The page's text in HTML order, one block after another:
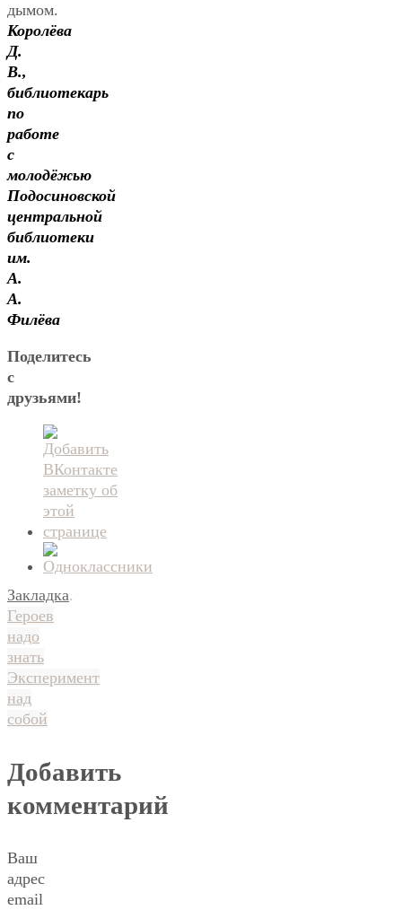
дымом.
Королёва
Д.
В.,
библиотекарь
по
работе
с
молодёжью
Подосиновской
центральной
библиотеки
им.
А.
А.
Филёва
Поделитесь
с
друзьями!
Закладка.
Героев
надо
знать
Эксперимент
над
собой
Добавить
комментарий
Ваш
адрес
email